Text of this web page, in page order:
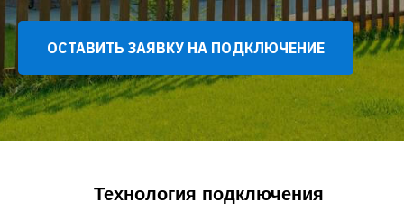
ОСТАВИТЬ ЗАЯВКУ НА ПОДКЛЮЧЕНИЕ
Технология подключения